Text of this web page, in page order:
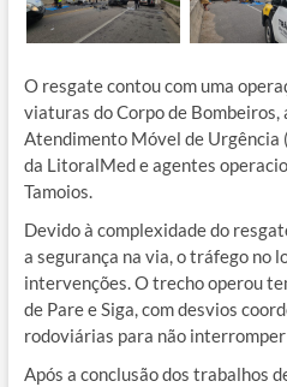
O resgate contou com uma
viaturas do Corpo de Bombeiros,
Atendimento Móvel de Urgência
da LitoralMed e agentes
Tamoios.
Devido à complexidade do
a segurança na via, o tráfego no
intervenções. O trecho operou
de Pare e Siga, com desvios
rodoviárias para não
Após a conclusão dos trabalhos